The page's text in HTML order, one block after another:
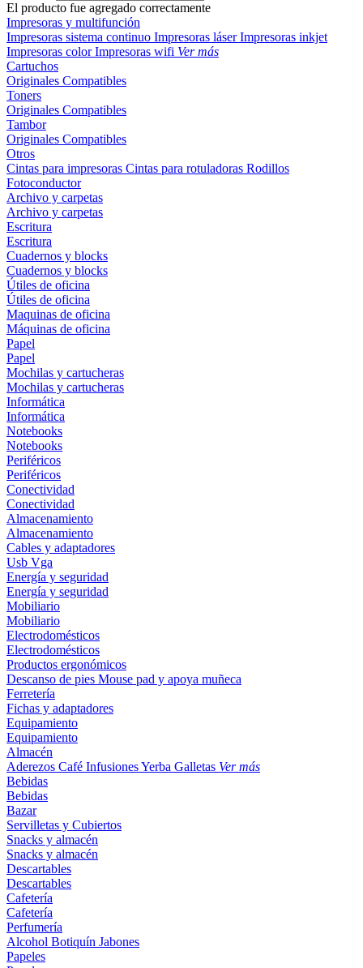
El producto fue agregado correctamente
Impresoras y multifunción
Impresoras sistema continuo Impresoras láserImpresoras inkjet
Impresoras colorImpresoras wifi Ver más
Cartuchos
Originales Compatibles
Toners
Originales Compatibles
Tambor
Originales Compatibles
Otros
Cintas para impresoras Cintas para rotuladoras Rodillos
Fotoconductor
Archivo y carpetas
Archivo y carpetas
Escritura
Escritura
Cuadernos y blocks
Cuadernos y blocks
Útiles de oficina
Útiles de oficina
Maquinas de oficina
Máquinas de oficina
Papel
Papel
Mochilas y cartucheras
Mochilas y cartucheras
Informática
Informática
Notebooks
Notebooks
Periféricos
Periféricos
Conectividad
Conectividad
Almacenamiento
Almacenamiento
Cables y adaptadores
Usb Vga
Energía y seguridad
Energía y seguridad
Mobiliario
Mobiliario
Electrodomésticos
Electrodomésticos
Productos ergonómicos
Descanso de pies Mouse pad y apoya muñeca
Ferretería
Fichas y adaptadores
Equipamiento
Equipamiento
Almacén
Aderezos Café InfusionesYerba Galletas Ver más
Bebidas
Bebidas
Bazar
Servilletas y Cubiertos
Snacks y almacén
Snacks y almacén
Descartables
Descartables
Cafetería
Cafetería
Perfumería
Alcohol Botiquín Jabones
Papeles